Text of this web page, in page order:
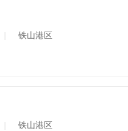
铁山港区
铁山港区